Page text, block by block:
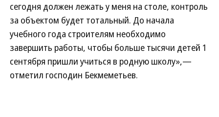
сегодня должен лежать у меня на столе, контроль
за объектом будет тотальный. До начала
учебного года строителям необходимо
завершить работы, чтобы больше тысячи детей 1
сентября пришли учиться в родную школу»,—
отметил господин Бекмеметьев.